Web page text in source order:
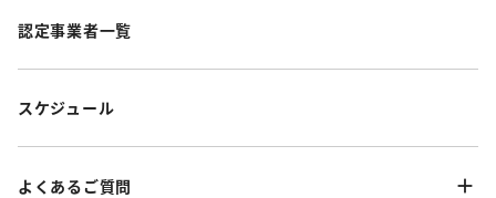
認定事業者一覧
スケジュール
よくあるご質問